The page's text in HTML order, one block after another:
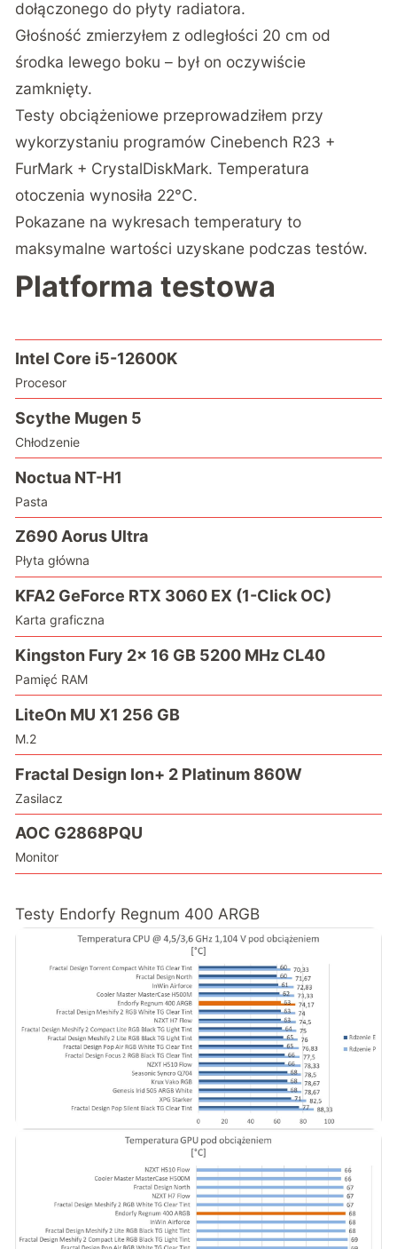
dołączonego do płyty radiatora.
Głośność zmierzyłem z odległości 20 cm od
środka lewego boku – był on oczywiście
zamknięty.
Testy obciążeniowe przeprowadziłem przy
wykorzystaniu programów Cinebench R23 +
FurMark + CrystalDiskMark. Temperatura
otoczenia wynosiła 22°C.
Pokazane na wykresach temperatury to
maksymalne wartości uzyskane podczas testów.
Platforma testowa
Procesor
Intel Core i5-12600K
Chłodzenie
Scythe Mugen 5
Pasta
Noctua NT-H1
Płyta główna
Z690 Aorus Ultra
Karta graficzna
KFA2 GeForce RTX 3060 EX (1-Click OC)
Pamięć RAM
Kingston Fury 2x 16 GB 5200 MHz CL40
M.2
LiteOn MU X1 256 GB
Zasilacz
Fractal Design Ion+ 2 Platinum 860W
Monitor
AOC G2868PQU
Testy Endorfy Regnum 400 ARGB